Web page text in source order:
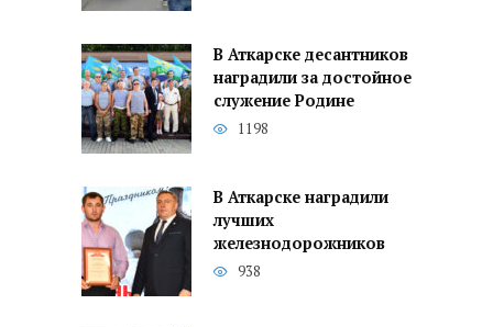
В Аткарске десантников
наградили за достойное
служение Родине
1198
В Аткарске наградили
лучших
железнодорожников
938